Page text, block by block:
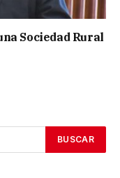
Sociedad Rural